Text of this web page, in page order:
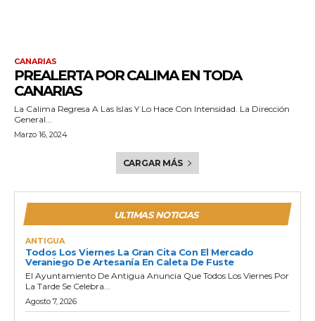
CANARIAS
PREALERTA POR CALIMA EN TODA
CANARIAS
La Calima Regresa A Las Islas Y Lo Hace Con Intensidad. La Dirección
General...
Marzo 16, 2024
CARGAR MÁS
ULTIMAS NOTICIAS
ANTIGUA
Todos Los Viernes La Gran Cita Con El Mercado
Veraniego De Artesanía En Caleta De Fuste
El Ayuntamiento De Antigua Anuncia Que Todos Los Viernes Por
La Tarde Se Celebra...
Agosto 7, 2026